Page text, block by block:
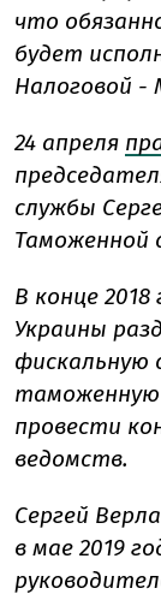
что
будет
Налоговой -
24 апреля
службы
Таможенной
В конце
Украины
фискальную
таможенную
провести
ведомств.
Сергей
в мае 2019